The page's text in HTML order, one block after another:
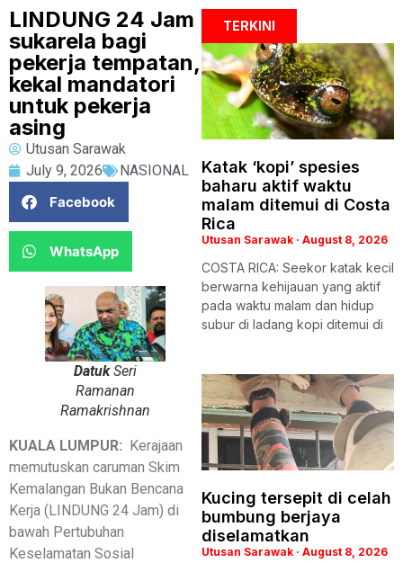
LINDUNG 24 Jam
sukarela bagi
pekerja tempatan,
kekal mandatori
untuk pekerja
asing
Utusan Sarawak
July 9, 2026
NASIONAL
Facebook
WhatsApp
DatukSeri
Ramanan
Ramakrishnan
KUALA LUMPUR: Kerajaan
memutuskan caruman Skim
Kemalangan Bukan Bencana
Kerja (LINDUNG 24 Jam) di
bawah Pertubuhan
Keselamatan Sosial
TERKINI
Katak ‘kopi’ spesies
baharu aktif waktu
malam ditemui di Costa
Rica
Utusan Sarawak August 8, 2026
COSTA RICA: Seekor katak kecil
berwarna kehijauan yang aktif
pada waktu malam dan hidup
subur di ladang kopi ditemui di
Kucing tersepit di celah
bumbung berjaya
diselamatkan
Utusan Sarawak August 8, 2026